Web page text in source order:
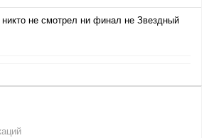
не смотрел ни финал не Звездный